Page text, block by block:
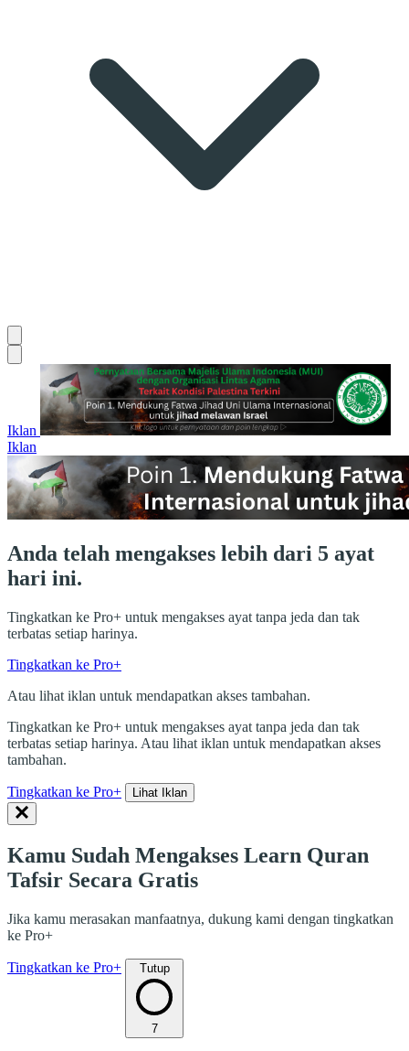
Iklan
Iklan
Anda telah mengakses lebih dari 5 ayat
hari ini.
Tingkatkan ke Pro+ untuk mengakses ayat tanpa jeda dan tak
terbatas setiap harinya.
Tingkatkan ke Pro+
Atau lihat iklan untuk mendapatkan akses tambahan.
Tingkatkan ke Pro+ untuk mengakses ayat tanpa jeda dan tak
terbatas setiap harinya. Atau lihat iklan untuk mendapatkan akses
tambahan.
Tingkatkan ke Pro+ Lihat Iklan
Kamu Sudah Mengakses Learn Quran
Tafsir Secara Gratis
Jika kamu merasakan manfaatnya, dukung kami dengan tingkatkan
ke Pro+
Tingkatkan ke Pro+ Tutup
7